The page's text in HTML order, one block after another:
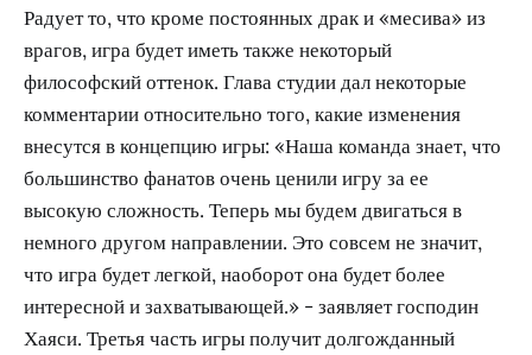
Радует то, что кроме постоянных драк и «месива» из
врагов, игра будет иметь также некоторый
философский оттенок. Глава студии дал некоторые
комментарии относительно того, какие изменения
внесутся в концепцию игры: «Наша команда знает, что
большинство фанатов очень ценили игру за ее
высокую сложность. Теперь мы будем двигаться в
немного другом направлении. Это совсем не значит,
что игра будет легкой, наоборот она будет более
интересной и захватывающей.» - заявляет господин
Хаяси. Третья часть игры получит долгожданный